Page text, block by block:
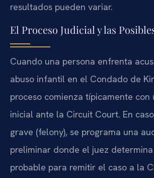
resultados pueden variar.
El Proceso Judicial y las
Cuando una persona enfrenta
abuso infantil en el Condado de
proceso comienza típicamente con
inicial ante la Circuit Court. En
grave (felony), se programa una
preliminar donde el juez
probable para remitir el caso a la